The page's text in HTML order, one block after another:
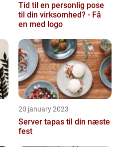
Tid til en personlig pose
til din virksomhed? - Få
en med logo
20 january 2023
Server tapas til din næste
fest